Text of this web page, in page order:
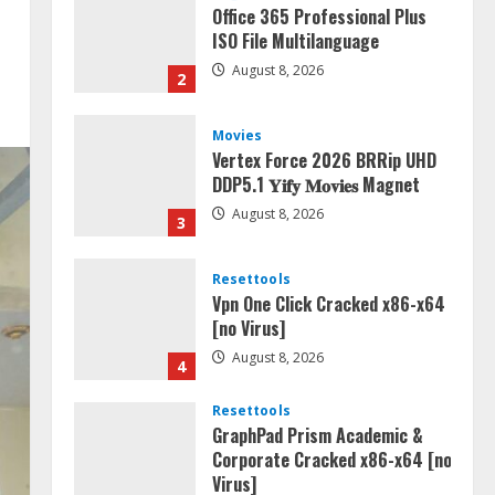
2
Office 365 Professional Plus
ISO File Multilanguage
August 8, 2026
3
Movies
Vertex Force 2026 BRRip UHD
DDP5.1 𝐘𝐢𝐟𝐲 𝐌𝐨𝐯𝐢𝐞𝐬 Magnet
August 8, 2026
4
Resettools
Vpn One Click Cracked x86-x64
[no Virus]
August 8, 2026
Resettools
GraphPad Prism Academic &
Corporate Cracked x86-x64 [no
Virus]